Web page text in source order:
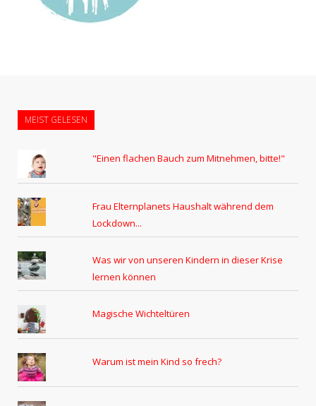
MEIST GELESEN
"Einen flachen Bauch zum Mitnehmen, bitte!"
Frau Elternplanets Haushalt während dem
Lockdown...
Was wir von unseren Kindern in dieser Krise
lernen können
Magische Wichteltüren
Warum ist mein Kind so frech?